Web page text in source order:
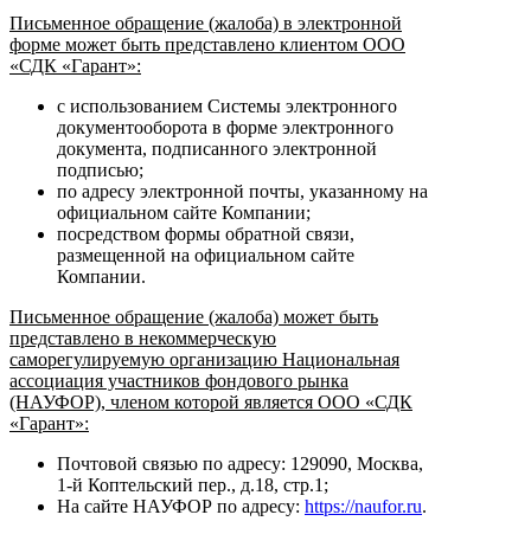
Письменное обращение (жалоба) в электронной
форме может быть представлено клиентом ООО
«СДК «Гарант»:
с использованием Системы электронного
документооборота в форме электронного
документа, подписанного электронной
подписью;
по адресу электронной почты, указанному на
официальном сайте Компании;
посредством формы обратной связи,
размещенной на официальном сайте
Компании.
Письменное обращение (жалоба) может быть
представлено в некоммерческую
саморегулируемую организацию Национальная
ассоциация участников фондового рынка
(НАУФОР), членом которой является ООО «СДК
«Гарант»:
Почтовой связью по адресу: 129090, Москва,
1-й Коптельский пер., д.18, стр.1;
На сайте НАУФОР по адресу: https://naufor.ru.